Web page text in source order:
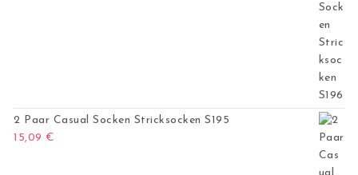
2 Paar Casual Socken Stricksocken S195
15,09 €